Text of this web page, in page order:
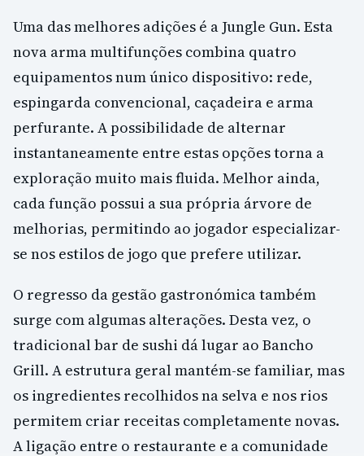
Uma das melhores adições é a Jungle Gun. Esta
nova arma multifunções combina quatro
equipamentos num único dispositivo: rede,
espingarda convencional, caçadeira e arma
perfurante. A possibilidade de alternar
instantaneamente entre estas opções torna a
exploração muito mais fluida. Melhor ainda,
cada função possui a sua própria árvore de
melhorias, permitindo ao jogador especializar-
se nos estilos de jogo que prefere utilizar.
O regresso da gestão gastronómica também
surge com algumas alterações. Desta vez, o
tradicional bar de sushi dá lugar ao Bancho
Grill. A estrutura geral mantém-se familiar, mas
os ingredientes recolhidos na selva e nos rios
permitem criar receitas completamente novas.
A ligação entre o restaurante e a comunidade